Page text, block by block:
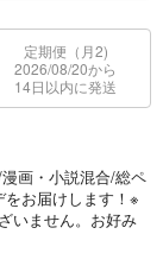
定期便（月2)
2026/08/20から
14日以内に発送
画・小説混合/総ペ
お届けします！※
いません。お好み